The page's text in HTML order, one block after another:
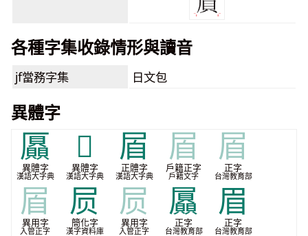
各種字集收錄情形與讀音
jf當務字集 日文包
異體字
𠫍
異體字
漢語大字典
𡳻
異體字
漢語大字典
㞒
正體字
漢語大字典
㞒
戶籍正字
戶籍文字
㞒
正字
台灣教育部
㞒
異用字
入管正字
屃
簡化字
漢字資料庫
屃
異用字
入管正字
屭
正字
台灣教育部
眉
正字
台灣教育部